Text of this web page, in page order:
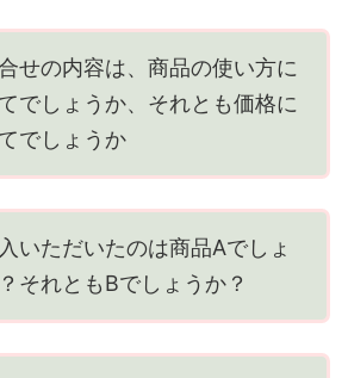
せの内容は、商品の使い方に
でしょうか、それとも価格に
でしょうか
いただいたのは商品Aでしょ
それともBでしょうか？